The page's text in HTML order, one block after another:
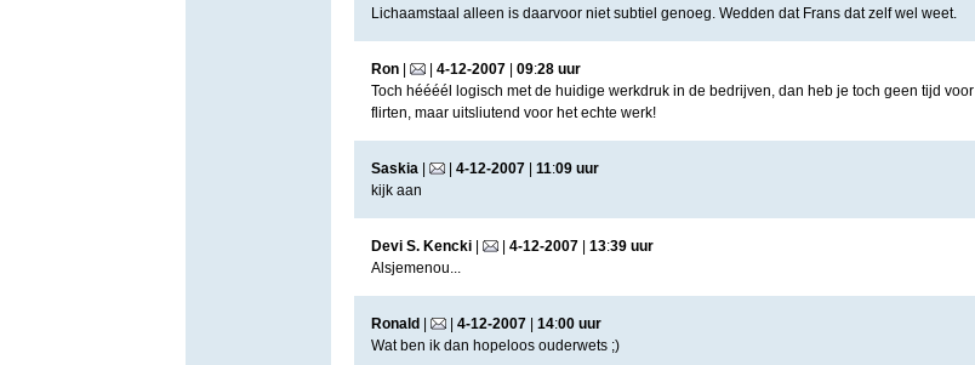
Lichaamstaal alleen is daarvoor niet subtiel genoeg. Wedden dat Frans dat zelf wel weet.
Ron| | 4-12-2007| 09:28 uur
Toch héééél logisch met de huidige werkdruk in de bedrijven, dan heb je toch geen tijd voor
flirten, maar uitsliutend voor het echte werk!
Saskia| | 4-12-2007| 11:09 uur
kijk aan
Devi S. Kencki| | 4-12-2007| 13:39 uur
Alsjemenou...
Ronald | 4-12-2007| 14:00 uur
Wat ben ik dan hopeloos ouderwets ;)